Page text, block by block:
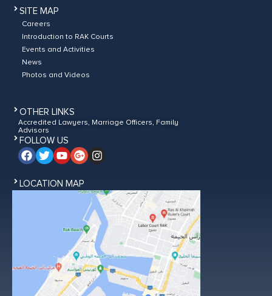
SITE MAP
Careers
Introduction to RAK Courts
Events and Activities
News
Photos and Videos
OTHER LINKS
Accredited Lawyers, Marriage Officers, Family
Advisors
FOLLOW US
LOCATION MAP